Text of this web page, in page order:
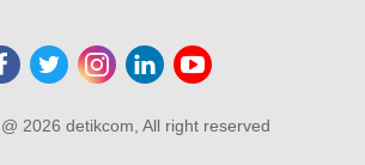
2026 detikcom, All right reserved